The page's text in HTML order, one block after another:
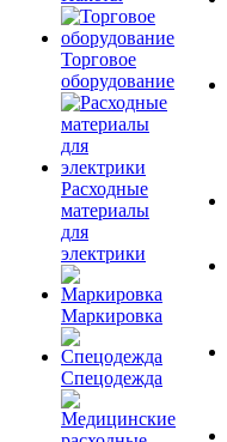
Торговое
оборудование
Расходные
материалы
для
электрики
Маркировка
Спецодежда